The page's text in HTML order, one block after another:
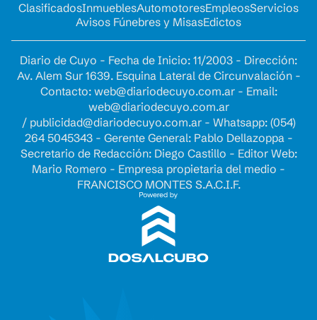
ClasificadosInmueblesAutomotoresEmpleosServicios
Avisos Fúnebres y MisasEdictos
Diario de Cuyo - Fecha de Inicio: 11/2003 - Dirección:
Av. Alem Sur 1639. Esquina Lateral de Circunvalación -
Contacto: web@diariodecuyo.com.ar- Email:
web@diariodecuyo.com.ar
/ publicidad@diariodecuyo.com.ar- Whatsapp: (054)
264 5045343 - Gerente General: Pablo Dellazoppa -
Secretario de Redacción: Diego Castillo - Editor Web:
Mario Romero - Empresa propietaria del medio -
FRANCISCO MONTES S.A.C.I.F.